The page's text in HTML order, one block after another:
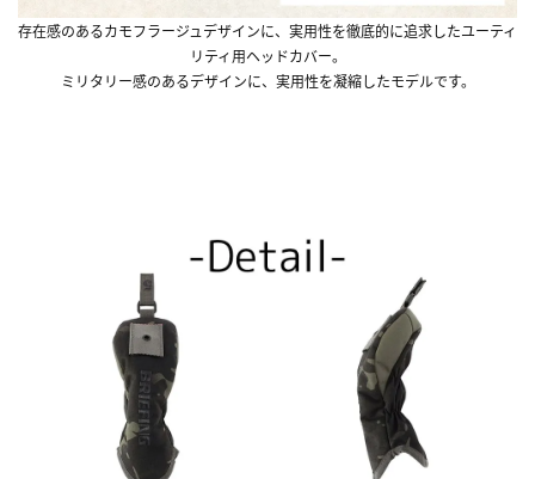
存在感のあるカモフラージュデザインに、実用性を徹底的に追求したユーティ
リティ用ヘッドカバー。
ミリタリー感のあるデザインに、実用性を凝縮したモデルです。